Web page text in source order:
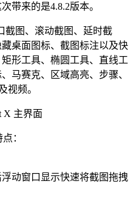
带来的是4.8.2版本。
截图、滚动截图、延时截
桌面图标、截图标注以及快
形工具、椭圆工具、直线工
马赛克、区域高亮、步骤、
视频。
：
动窗口显示快速将截图拖拽